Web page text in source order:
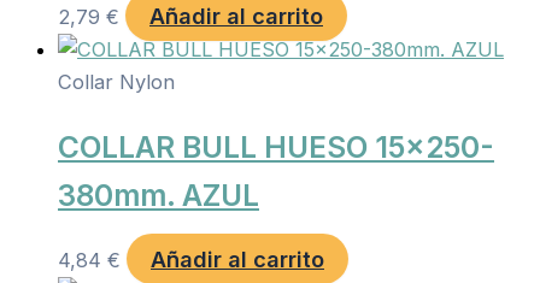
2,79 € Añadir al carrito
Collar Nylon
COLLAR BULL HUESO 15×250-
380mm. AZUL
4,84 € Añadir al carrito